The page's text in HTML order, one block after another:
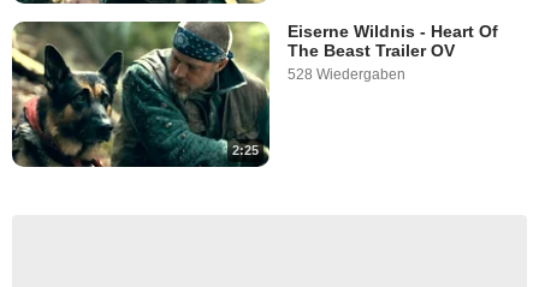
2:25
Eiserne Wildnis - Heart Of
The Beast Trailer OV
528 Wiedergaben